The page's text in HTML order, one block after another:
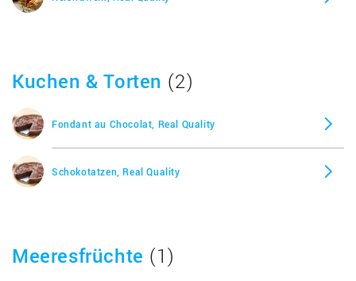
Kuchen & Torten (2)
Fondant au Chocolat, Real Quality
Schokotatzen, Real Quality
Meeresfrüchte (1)